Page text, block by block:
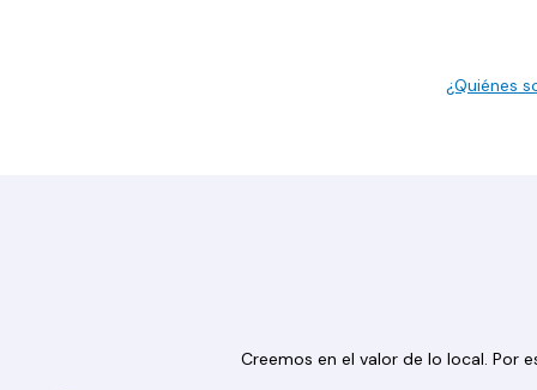
¿Quiénes
Creemos en el valor de lo local. Por